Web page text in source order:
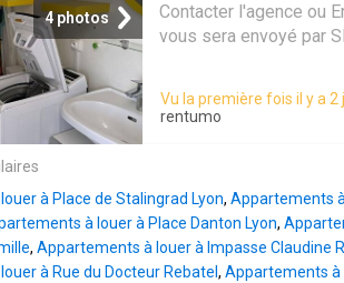
4 photos
Contacter l'agence ou
vous sera envoyé par
123 RUE TÊTE D'OR
A 6 MINUTES A PIED
armoire, et d'une salle
laver Eau froide
collectives
Vu la première fois il y a 2
rentumo
à Place de Stalingrad Lyon, Appartements
à louer à Place Danton Lyon,
, Appartements à louer à Impasse Claudine
à Rue du Docteur Rebatel , Appartements à